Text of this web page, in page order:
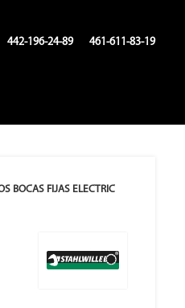
442-196-24-89 461-611-83-19
BOCAS FIJAS ELECTRIC